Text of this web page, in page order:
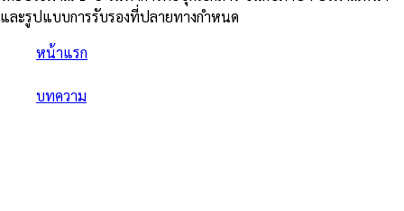
และรูปแบบการรับรองที่ปลายทางกำหนด
หน้าแรก
บทความ